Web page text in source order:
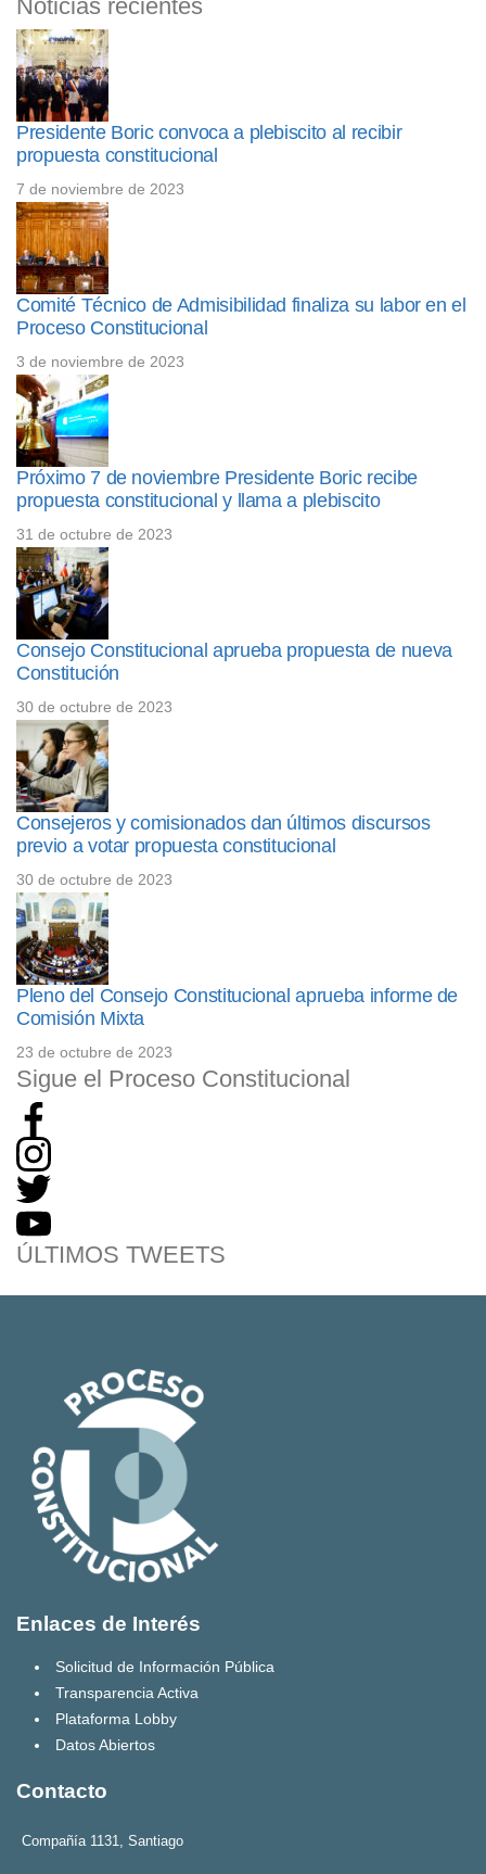
Noticias recientes
Presidente Boric convoca a plebiscito al recibir
propuesta constitucional
7 de noviembre de 2023
Comité Técnico de Admisibilidad finaliza su labor en el
Proceso Constitucional
3 de noviembre de 2023
Próximo 7 de noviembre Presidente Boric recibe
propuesta constitucional y llama a plebiscito
31 de octubre de 2023
Consejo Constitucional aprueba propuesta de nueva
Constitución
30 de octubre de 2023
Consejeros y comisionados dan últimos discursos
previo a votar propuesta constitucional
30 de octubre de 2023
Pleno del Consejo Constitucional aprueba informe de
Comisión Mixta
23 de octubre de 2023
Sigue el Proceso Constitucional
ÚLTIMOS TWEETS
Enlaces de Interés
Solicitud de Información Pública
Transparencia Activa
Plataforma Lobby
Datos Abiertos
Contacto
Compañía 1131, Santiago